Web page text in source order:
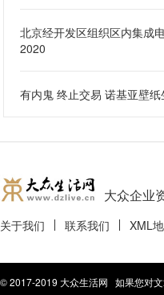
北京经开发区组织区内集成
2020
有内鬼 终止交易 诺基亚壁纸
大众企业
关于我们 联系我们 XML
© 2017-2019 大众生活网 如果您对